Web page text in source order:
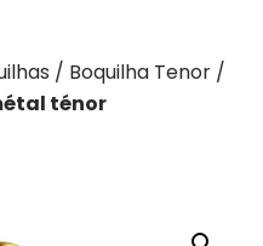
/ Boquilha Tenor /
ténor